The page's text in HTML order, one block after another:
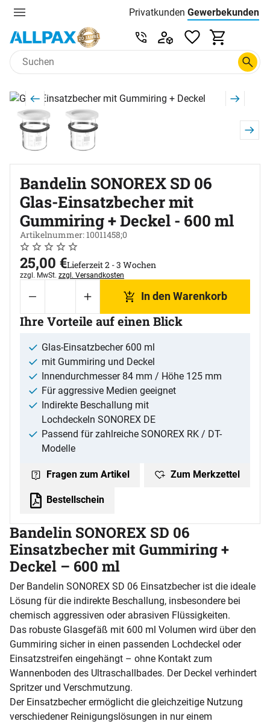
Menu Privatkunden Preisliste:
Gewerbekunden
Zum Hauptinhalt springen
Service & Beratung unter
Produktgalerie
Zur Kaufbox springen
Bandelin SONOREX SD 06
Glas-Einsatzbecher mit
Gummiring + Deckel - 600 ml
Artikelnummer: 10011458;0
Noch keine Bewertungen abgegeben
0 Bewertungen
25,00 €Lieferzeit 2 - 3 Wochen
Steuerhinweis:
zzgl. MwSt. zzgl. Versandkosten
In den Warenkorb
Ihre Vorteile auf einen Blick
Glas-Einsatzbecher 600 ml
mit Gummiring und Deckel
Innendurchmesser 84 mm / Höhe 125 mm
Für aggressive Medien geeignet
Indirekte Beschallung mit
Lochdeckeln SONOREX DE
Passend für zahlreiche SONOREX RK / DT-
Modelle
Fragen zum Artikel Zum Merkzettel
Bestellschein
Bandelin SONOREX SD 06
Einsatzbecher mit Gummiring +
Deckel – 600 ml
Der Bandelin SONOREX SD 06 Einsatzbecher ist die ideale
Lösung für die indirekte Beschallung, insbesondere bei
chemisch aggressiven oder abrasiven Flüssigkeiten.
Das robuste Glasgefäß mit 600 ml Volumen wird über den
Gummiring sicher in einen passenden Lochdeckel oder
Einsatzstreifen eingehängt – ohne Kontakt zum
Wannenboden des Ultraschallbades. Der Deckel verhindert
Spritzer und Verschmutzung.
Der Einsatzbecher ermöglicht die gleichzeitige Nutzung
verschiedener Reinigungslösungen in nur einem